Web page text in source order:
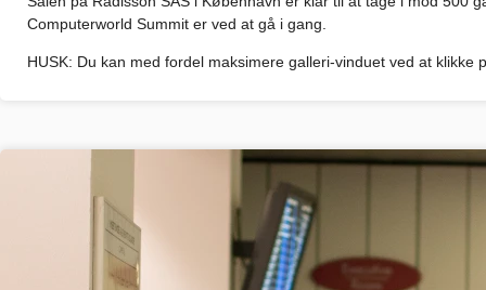
Computerworld Summit er ved at gå i gang.
HUSK: Du kan med fordel maksimere galleri-vinduet ved at